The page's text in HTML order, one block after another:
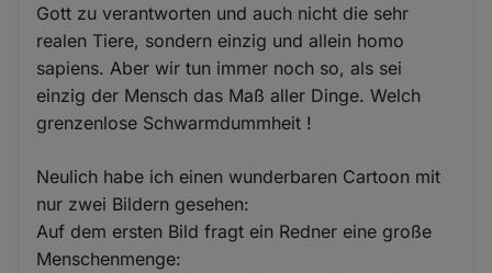
Gott zu verantworten und auch nicht die sehr
realen Tiere, sondern einzig und allein homo
sapiens. Aber wir tun immer noch so, als sei
einzig der Mensch das Maß aller Dinge. Welch
grenzenlose Schwarmdummheit !
Neulich habe ich einen wunderbaren Cartoon mit
nur zwei Bildern gesehen:
Auf dem ersten Bild fragt ein Redner eine große
Menschenmenge: